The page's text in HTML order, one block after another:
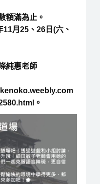
額滿為止。
月25、26日(六、
純惠老師
。